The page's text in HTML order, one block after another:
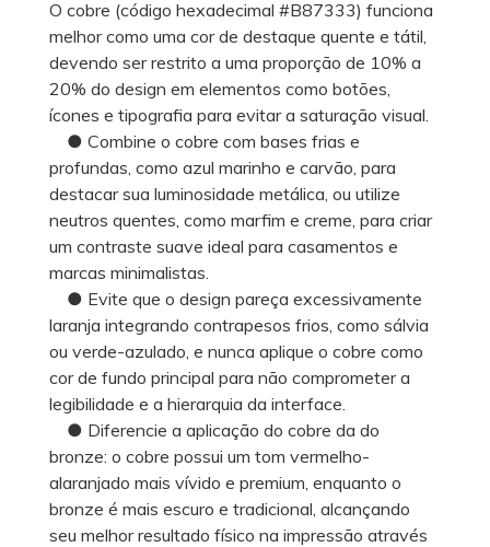
O cobre (código hexadecimal #B87333) funciona
melhor como uma cor de destaque quente e tátil,
devendo ser restrito a uma proporção de 10% a
20% do design em elementos como botões,
ícones e tipografia para evitar a saturação visual.
● Combine o cobre com bases frias e
profundas, como azul marinho e carvão, para
destacar sua luminosidade metálica, ou utilize
neutros quentes, como marfim e creme, para criar
um contraste suave ideal para casamentos e
marcas minimalistas.
● Evite que o design pareça excessivamente
laranja integrando contrapesos frios, como sálvia
ou verde-azulado, e nunca aplique o cobre como
cor de fundo principal para não comprometer a
legibilidade e a hierarquia da interface.
● Diferencie a aplicação do cobre da do
bronze: o cobre possui um tom vermelho-
alaranjado mais vívido e premium, enquanto o
bronze é mais escuro e tradicional, alcançando
seu melhor resultado físico na impressão através